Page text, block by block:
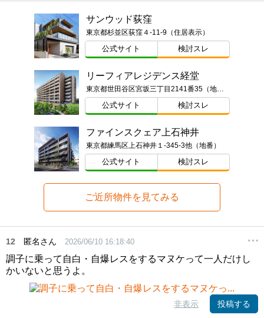
サンウッド荻窪
東京都杉並区荻窪４-11-9（住居表示）
公式サイト 検討スレ
リーフィアレジデンス経堂
公式サイト 検討スレ
ファインスクェア上石神井
東京都練馬区上石神井１-345-3他（地番）
公式サイト 検討スレ
ご近所物件を見てみる
12 匿名さん 2026/06/10 16:18:40
調子に乗って自白・自爆レスをするマヌケって一人だけし
かいないと思うよ。
非表示 投稿する